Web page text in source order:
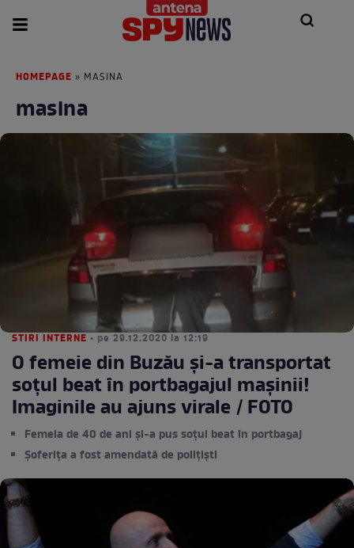
HOMEPAGE » MASINA
masina
STIRI INTERNE • pe 29.12.2020 la 12:19
O femeie din Buzău și-a transportat
soțul beat în portbagajul mașinii!
Imaginile au ajuns virale / FOTO
Femeia de 40 de ani și-a pus soțul beat în portbagaj
Șoferița a fost amendată de polițiști